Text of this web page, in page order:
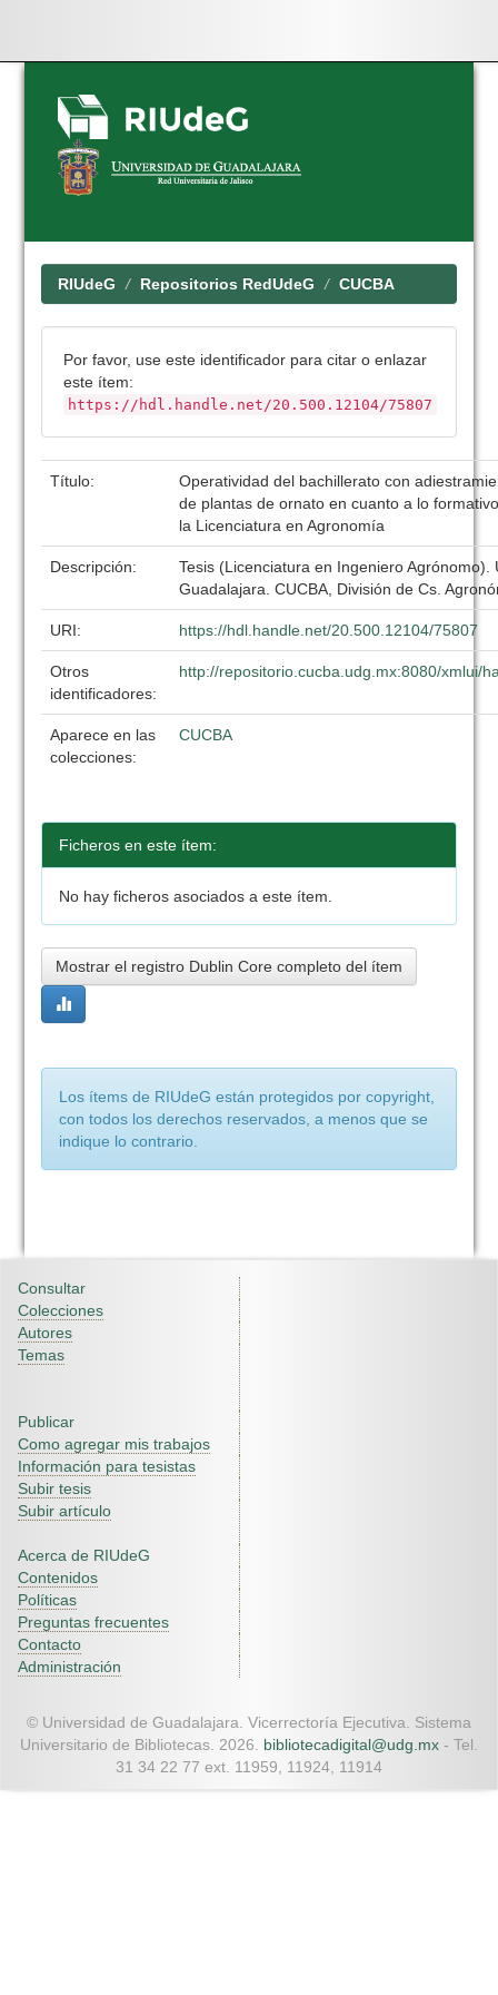
Skip
navigation
RIUdeG Repositorios RedUdeG CUCBA
Por favor, use este identificador para citar o enlazar
este ítem:
https://hdl.handle.net/20.500.12104/75807
Título:
Operatividad del bachillerato con
de plantas de ornato en cuanto a lo
la Licenciatura en Agronomía
Descripción:
Tesis (Licenciatura en Ingeniero Agrónomo).
Guadalajara. CUCBA, División de Cs.
URI: https://hdl.handle.net/20.500.12104/75807
Otros
identificadores:
http://repositorio.cucba.udg.mx:8080/xmlui/
Aparece en las
colecciones:
CUCBA
Ficheros en este ítem:
No hay ficheros asociados a este ítem.
Mostrar el registro Dublin Core completo del ítem
Los ítems de RIUdeG están protegidos por copyright,
con todos los derechos reservados, a menos que se
indique lo contrario.
Consultar
Colecciones
Autores
Temas
Publicar
Como agregar mis trabajos
Información para tesistas
Subir tesis
Subir artículo
Acerca de RIUdeG
Contenidos
Políticas
Preguntas frecuentes
Contacto
Administración
© Universidad de Guadalajara. Vicerrectoría Ejecutiva. Sistema
Universitario de Bibliotecas. 2026. bibliotecadigital@udg.mx - Tel.
31 34 22 77 ext. 11959, 11924, 11914